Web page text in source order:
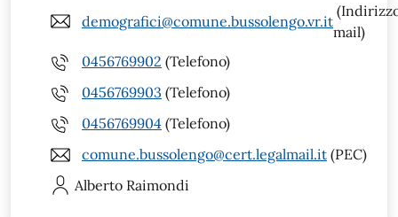
demografici@comune.bussolengo.vr.it
mail)
0456769902 (Telefono)
0456769903 (Telefono)
0456769904 (Telefono)
comune.bussolengo@cert.legalmail.it (PEC)
Alberto Raimondi